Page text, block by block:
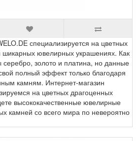
специализируется на цветных
шикарных ювелирных украшениях. Как
золото и платина, но данные
полный эффект только благодаря
камням. Интернет-магазин
на цветных драгоценных
высококачественные ювелирные
камней со всего мира по невероятно